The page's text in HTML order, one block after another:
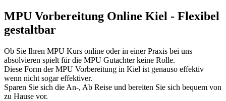
MPU Vorbereitung Online Kiel - Flexibel
gestaltbar
Ob Sie Ihren MPU Kurs online oder in einer Praxis bei uns
absolvieren spielt für die MPU Gutachter keine Rolle.
Diese Form der MPU Vorbereitung in Kiel ist genauso effektiv
wenn nicht sogar effektiver.
Sparen Sie sich die An-, Ab Reise und bereiten Sie sich bequem von
zu Hause vor.